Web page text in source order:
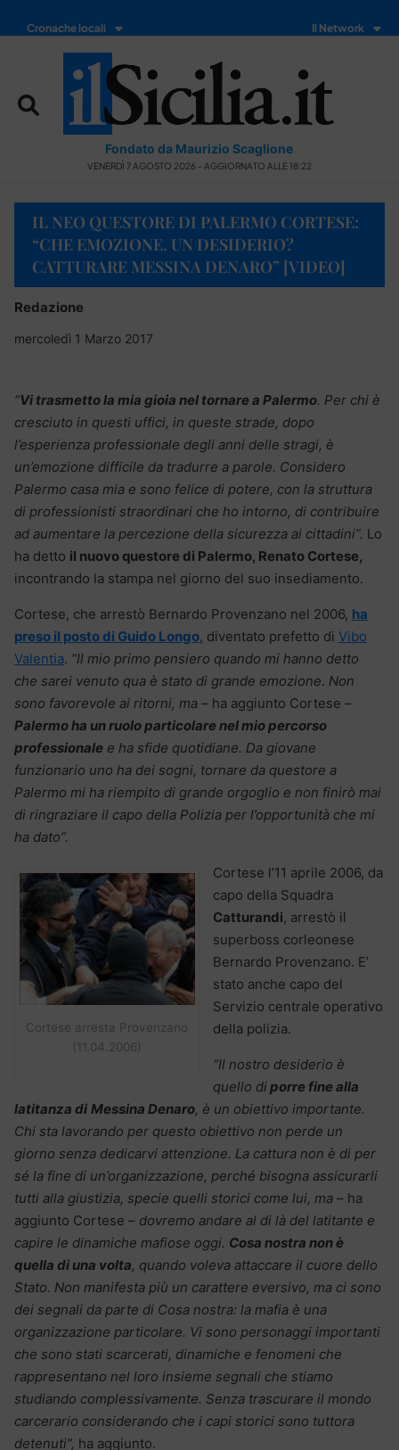
Cronache locali Il Network
Fondato da Maurizio Scaglione
VENERDÌ 7 AGOSTO 2026 - AGGIORNATO ALLE 18:22
IL NEO QUESTORE DI PALERMO CORTESE:
“CHE EMOZIONE. UN DESIDERIO?
CATTURARE MESSINA DENARO” [VIDEO]
Redazione
mercoledì 1 Marzo 2017
“Vi trasmetto la mia gioia nel tornare a Palermo. Per chi è
cresciuto in questi uffici, in queste strade, dopo
l’esperienza professionale degli anni delle stragi, è
un’emozione difficile da tradurre a parole. Considero
Palermo casa mia e sono felice di potere, con la struttura
di professionisti straordinari che ho intorno, di contribuire
ad aumentare la percezione della sicurezza ai cittadini”. Lo
ha detto il nuovo questore di Palermo, Renato Cortese,
incontrando la stampa nel giorno del suo insediamento.
Cortese, che arrestò Bernardo Provenzano nel 2006, ha
preso il posto di Guido Longo, diventato prefetto di Vibo
Valentia. “Il mio primo pensiero quando mi hanno detto
che sarei venuto qua è stato di grande emozione. Non
sono favorevole ai ritorni, ma – ha aggiunto Cortese –
Palermo ha un ruolo particolare nel mio percorso
professionale e ha sfide quotidiane. Da giovane
funzionario uno ha dei sogni, tornare da questore a
Palermo mi ha riempito di grande orgoglio e non finirò mai
di ringraziare il capo della Polizia per l’opportunità che mi
ha dato”.
Cortese arresta Provenzano
(11.04.2006)
Cortese l’11 aprile 2006, da
capo della Squadra
Catturandi, arrestò il
superboss corleonese
Bernardo Provenzano. E’
stato anche capo del
Servizio centrale operativo
della polizia.
“Il nostro desiderio è
quello diporre fine alla
latitanza di Messina Denaro, è un obiettivo importante.
Chi sta lavorando per questo obiettivo non perde un
giorno senza dedicarvi attenzione. La cattura non è di per
sé la fine di un’organizzazione, perché bisogna assicurarli
tutti alla giustizia, specie quelli storici come lui, ma – ha
aggiunto Cortese – dovremo andare al di là del latitante e
capire le dinamiche mafiose oggi. Cosa nostra non è
quella di una volta, quando voleva attaccare il cuore dello
Stato. Non manifesta più un carattere eversivo, ma ci sono
dei segnali da parte di Cosa nostra: la mafia è una
organizzazione particolare. Vi sono personaggi importanti
che sono stati scarcerati, dinamiche e fenomeni che
rappresentano nel loro insieme segnali che stiamo
studiando complessivamente. Senza trascurare il mondo
carcerario considerando che i capi storici sono tuttora
detenuti”, ha aggiunto.